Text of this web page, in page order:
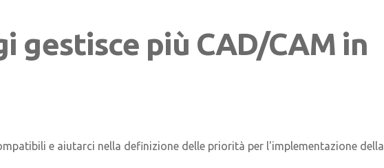
gestisce più CAD/CAM in
e aiutarci nella definizione delle priorità per l'implementazione della